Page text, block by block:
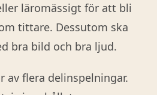
läromässigt för att bli
tittare. Dessutom ska
bra bild och bra ljud.
av flera delinspelningar.